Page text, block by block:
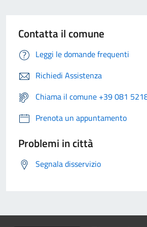
Contatta il comune
Leggi le domande frequenti
Richiedi Assistenza
Chiama il comune +39 081
Prenota un appuntamento
Problemi in città
Segnala disservizio